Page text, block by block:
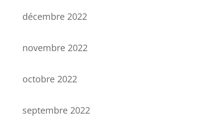
décembre 2022
novembre 2022
octobre 2022
septembre 2022